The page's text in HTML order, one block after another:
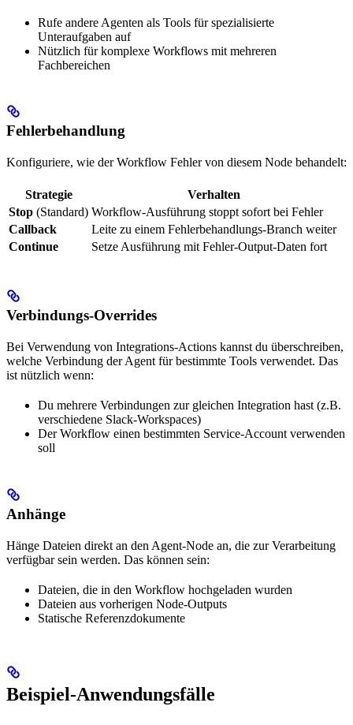
Rufe andere Agenten als Tools für spezialisierte
Unteraufgaben auf
Nützlich für komplexe Workflows mit mehreren
Fachbereichen
Fehlerbehandlung
Konfiguriere, wie der Workflow Fehler von diesem Node behandelt:
Strategie
Verhalten
Stop (Standard) Workflow-Ausführung stoppt sofort bei Fehler
Callback
Leite zu einem Fehlerbehandlungs-Branch weiter
Continue
Setze Ausführung mit Fehler-Output-Daten fort
Verbindungs-Overrides
Bei Verwendung von Integrations-Actions kannst du überschreiben,
welche Verbindung der Agent für bestimmte Tools verwendet. Das
ist nützlich wenn:
Du mehrere Verbindungen zur gleichen Integration hast (z.B.
verschiedene Slack-Workspaces)
Der Workflow einen bestimmten Service-Account verwenden
soll
Anhänge
Hänge Dateien direkt an den Agent-Node an, die zur Verarbeitung
verfügbar sein werden. Das können sein:
Dateien, die in den Workflow hochgeladen wurden
Dateien aus vorherigen Node-Outputs
Statische Referenzdokumente
Beispiel-Anwendungsfälle